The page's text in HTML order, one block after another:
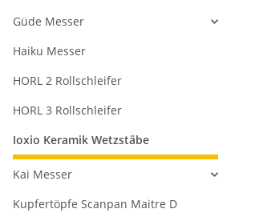
Güde Messer
Haiku Messer
HORL 2 Rollschleifer
HORL 3 Rollschleifer
Ioxio Keramik Wetzstäbe
Kai Messer
Kupfertöpfe Scanpan Maitre D